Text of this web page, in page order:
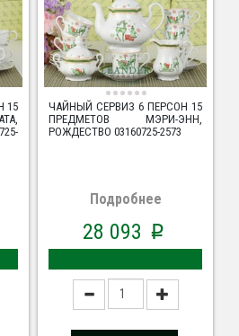
15
ЧАЙНЫЙ СЕРВИЗ 6 ПЕРСОН 15
ПРЕДМЕТОВ МЭРИ-ЭНН,
РОЖДЕСТВО 03160725-2573
Подробнее
28 093 p